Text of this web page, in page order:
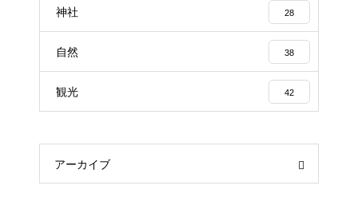
神社 28
自然 38
観光 42
アーカイブ